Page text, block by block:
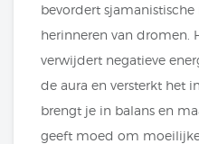
bevordert
herinneren van dromen.
verwijdert negatieve
de aura en versterkt het
brengt je in balans en
geeft moed om